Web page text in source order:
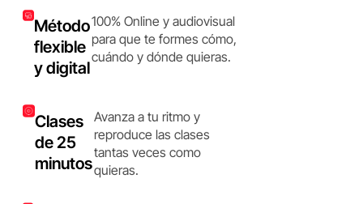
Método
flexible
y digital
100% Online y audiovisual
para que te formes cómo,
cuándo y dónde quieras.
Clases
de 25
minutos
Avanza a tu ritmo y
reproduce las clases
tantas veces como
quieras.